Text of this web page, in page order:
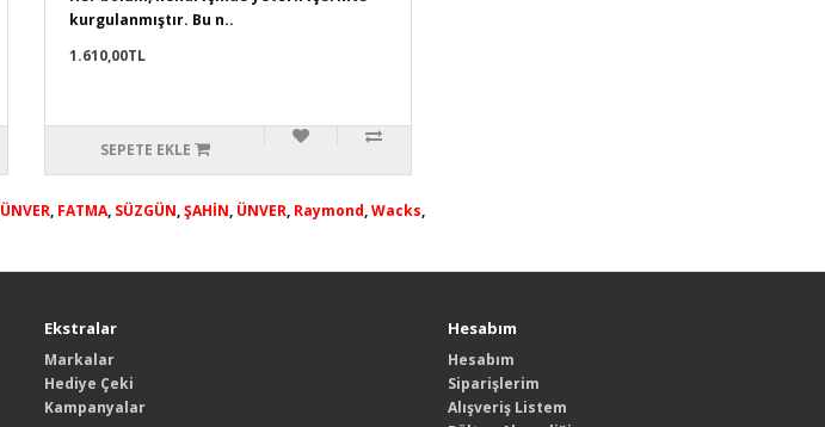
kurgulanmıştır. Bu n..
1.610,00TL
SEPETE EKLE
ÜNVER, FATMA, SÜZGÜN,ŞAHİN, ÜNVER, Raymond,Wacks,
Ekstralar
Markalar
Hediye Çeki
Kampanyalar
Hesabım
Hesabım
Siparişlerim
Alışveriş Listem